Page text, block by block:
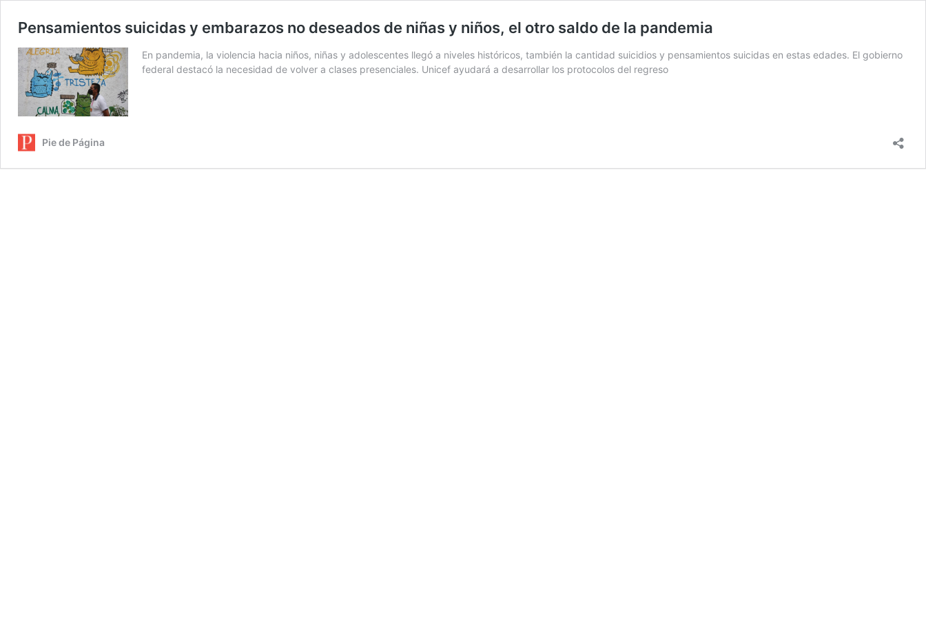
Pensamientos suicidas y embarazos no deseados de niñas y niños, el otro saldo de la pandemia
En pandemia, la violencia hacia niños, niñas y adolescentes llegó a niveles históricos, también la cantidad suicidios y pensamientos suicidas en estas edades. El gobierno
federal destacó la necesidad de volver a clases presenciales. Unicef ayudará a desarrollar los protocolos del regreso
Pie de Página